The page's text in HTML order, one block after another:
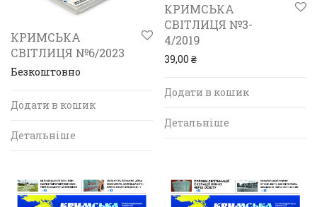
КРИМСЬКА
СВІТЛИЦЯ №6/2023
Безкоштовно
Додати в кошик
Детальніше
КРИМСЬКА
СВІТЛИЦЯ №3-
4/2019
39,00 ₴
Додати в кошик
Детальніше